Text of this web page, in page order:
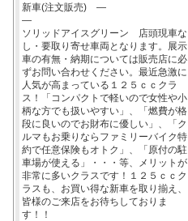
新車(注文販売) ―
―
ソリッドアイスグリーン 店頭現車な
し・要取り寄せ車両となります。展示
車の有無・納期については販売店に必
ずお問い合わせください。最近急激に
人気が高まっている１２５ｃｃクラ
ス！「コンパクトで軽いので女性や小
柄な方でも扱いやすい」、「燃費が格
段に良いのでお財布に優しい」、「ク
ルマもお乗りならファミリーバイク特
約で任意保険もオトク」、「原付の駐
車場が使える」・・・等、メリットが
非常に多いクラスです！１２５ｃｃク
ラスも、お買い得な新車を取り揃え、
皆様のご来店をお待ちしておりま
す！！